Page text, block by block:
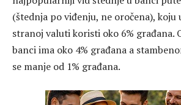
(štednja po viđenju, ne oročena), koju
stranoj valuti koristi oko 6% građana.
banci ima oko 4% građana a
se manje od 1% građana.